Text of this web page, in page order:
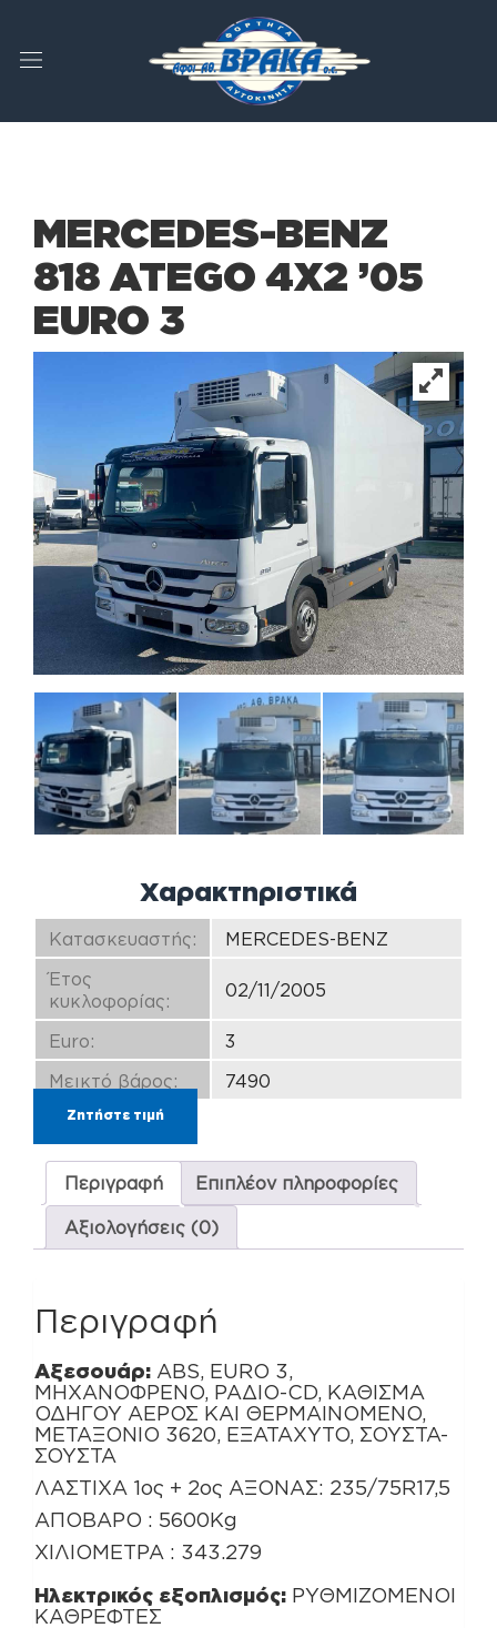
MERCEDES-BENZ
818 ATEGO 4X2 ’05
EURO 3
Χαρακτηριστικά
Κατασκευαστής:
MERCEDES-BENZ
Έτος
κυκλοφορίας:
02/11/2005
Euro:
3
Μεικτό βάρος:
7490
Ζητήστε τιμή
Περιγραφή Επιπλέον πληροφορίες
Αξιολογήσεις (0)
Περιγραφή
Αξεσουάρ: ABS, EURO 3,
ΜΗΧΑΝΟΦΡΕΝΟ, ΡΑΔΙΟ-CD, ΚΑΘΙΣΜΑ
ΟΔΗΓΟΥ ΑΕΡΟΣ ΚΑΙ ΘΕΡΜΑΙΝΟΜΕΝΟ,
ΜΕΤΑΞΟΝΙΟ 3620, ΕΞΑΤΑΧΥΤΟ, ΣΟΥΣΤΑ-
ΣΟΥΣΤΑ
ΛΑΣΤΙΧΑ 1ος + 2ος ΑΞΟΝΑΣ: 235/75R17,5
ΑΠΟΒΑΡΟ : 5600Kg
ΧΙΛΙΟΜΕΤΡΑ : 343.279
Ηλεκτρικός εξοπλισμός: ΡΥΘΜΙΖΟΜΕΝΟΙ
ΚΑΘΡΕΦΤΕΣ